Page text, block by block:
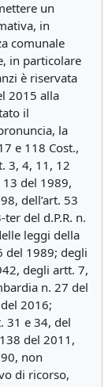
un
in
comunale
in particolare
è riservata
2015 alla
il
la
e 118 Cost.,
3, 4, 11, 12
del 1989,
dell’art. 53
del d.P.R. n.
leggi della
del 1989; degli
degli artt. 7,
n. 27 del
2016;
31 e 34, del
del 2011,
non
di ricorso,